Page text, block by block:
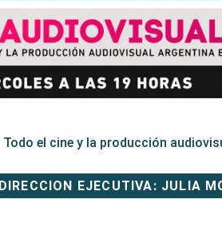
Todo el cine y la producción
DIRECCION EJECUTIVA: JULIA